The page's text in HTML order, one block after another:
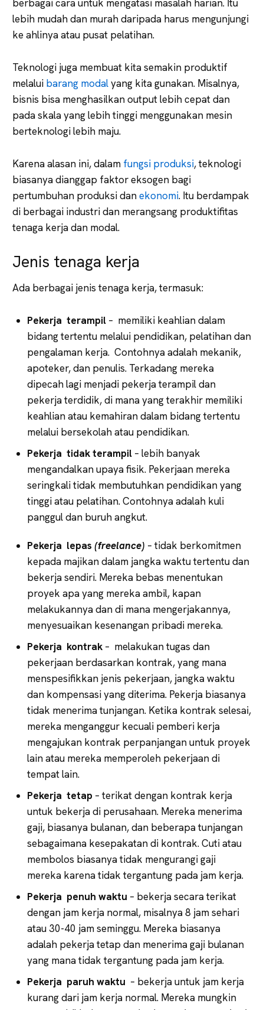
berbagai cara untuk mengatasi masalah harian. Itu
lebih mudah dan murah daripada harus mengunjungi
ke ahlinya atau pusat pelatihan.
Teknologi juga membuat kita semakin produktif
melalui barang modalyang kita gunakan. Misalnya,
bisnis bisa menghasilkan output lebih cepat dan
pada skala yang lebih tinggi menggunakan mesin
berteknologi lebih maju.
Karena alasan ini, dalam fungsi produksi, teknologi
biasanya dianggap faktor eksogen bagi
pertumbuhan produksi danekonomi. Itu berdampak
di berbagai industri dan merangsang produktifitas
tenaga kerja dan modal.
Jenis tenaga kerja
Ada berbagai jenis tenaga kerja, termasuk:
Pekerja terampil – memiliki keahlian dalam
bidang tertentu melalui pendidikan, pelatihan dan
pengalaman kerja. Contohnya adalah mekanik,
apoteker, dan penulis. Terkadang mereka
dipecah lagi menjadi pekerja terampil dan
pekerja terdidik, di mana yang terakhir memiliki
keahlian atau kemahiran dalam bidang tertentu
melalui bersekolah atau pendidikan.
Pekerja tidak terampil – lebih banyak
mengandalkan upaya fisik. Pekerjaan mereka
seringkali tidak membutuhkan pendidikan yang
tinggi atau pelatihan. Contohnya adalah kuli
panggul dan buruh angkut.
Pekerja lepas (freelance) – tidak berkomitmen
kepada majikan dalam jangka waktu tertentu dan
bekerja sendiri. Mereka bebas menentukan
proyek apa yang mereka ambil, kapan
melakukannya dan di mana mengerjakannya,
menyesuaikan kesenangan pribadi mereka.
Pekerja kontrak – melakukan tugas dan
pekerjaan berdasarkan kontrak, yang mana
menspesifikkan jenis pekerjaan, jangka waktu
dan kompensasi yang diterima. Pekerja biasanya
tidak menerima tunjangan. Ketika kontrak selesai,
mereka menganggur kecuali pemberi kerja
mengajukan kontrak perpanjangan untuk proyek
lain atau mereka memperoleh pekerjaan di
tempat lain.
Pekerja tetap – terikat dengan kontrak kerja
untuk bekerja di perusahaan. Mereka menerima
gaji, biasanya bulanan, dan beberapa tunjangan
sebagaimana kesepakatan di kontrak. Cuti atau
membolos biasanya tidak mengurangi gaji
mereka karena tidak tergantung pada jam kerja.
Pekerja penuh waktu – bekerja secara terikat
dengan jam kerja normal, misalnya 8 jam sehari
atau 30-40 jam seminggu. Mereka biasanya
adalah pekerja tetap dan menerima gaji bulanan
yang mana tidak tergantung pada jam kerja.
Pekerja paruh waktu – bekerja untuk jam kerja
kurang dari jam kerja normal. Mereka mungkin